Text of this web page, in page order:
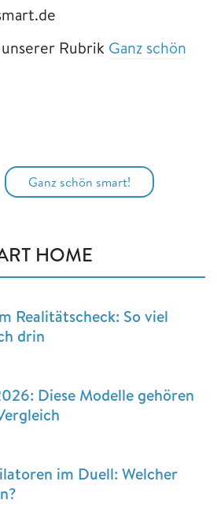
Rubrik Ganz schön
Ganz schön smart!
HOME
Realitätscheck: So viel
drin
Diese Modelle gehören
im Duell: Welcher